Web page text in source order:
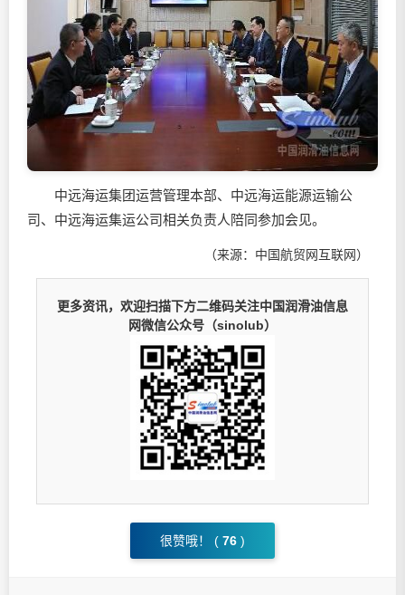
中远海运集团运营管理本部、中远海运能源运输公
司、中远海运集运公司相关负责人陪同参加会见。
（来源：中国航贸网互联网）
更多资讯，欢迎扫描下方二维码关注中国润滑油信息
网微信公众号（sinolub）
很赞哦！ ( 76 )